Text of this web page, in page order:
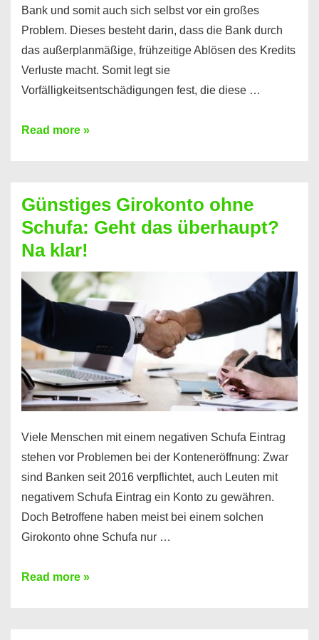
Bank und somit auch sich selbst vor ein großes
Problem. Dieses besteht darin, dass die Bank durch
das außerplanmäßige, frühzeitige Ablösen des Kredits
Verluste macht. Somit legt sie
Vorfälligkeitsentschädigungen fest, die diese …
Kredit
dabei
profitieren
–
So
funktioniert’s
Read more »
Günstiges Girokonto ohne
Schufa: Geht das überhaupt?
Na klar!
Viele Menschen mit einem negativen Schufa Eintrag
stehen vor Problemen bei der Konteneröffnung: Zwar
sind Banken seit 2016 verpflichtet, auch Leuten mit
negativem Schufa Eintrag ein Konto zu gewähren.
Doch Betroffene haben meist bei einem solchen
Girokonto ohne Schufa nur …
Günstiges
Read more »